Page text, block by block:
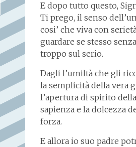
E dopo tutto questo,
Ti prego, il senso
cosi’ che viva con
guardare se stesso
troppo sul serio.
Dagli l’umiltà che gli
la semplicità della vera
l’apertura di spirito
sapienza e la dolcezza
forza.
E allora io suo padre